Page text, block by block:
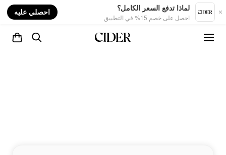
لماذا تدفع السعر الكامل؟
احصل على خصم 15% في التطبيق
احصلي عليه